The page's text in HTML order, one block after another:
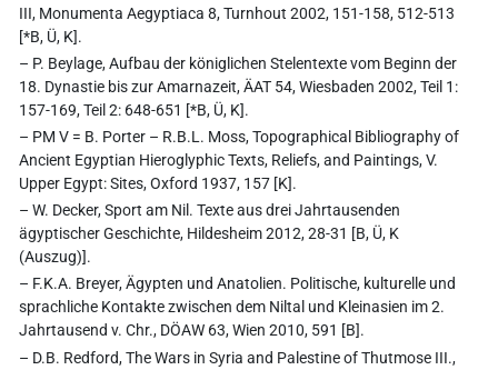
III, Monumenta Aegyptiaca 8, Turnhout 2002, 151-158, 512-513
[*B, Ü, K].
– P. Beylage, Aufbau der königlichen Stelentexte vom Beginn der
18. Dynastie bis zur Amarnazeit, ÄAT 54, Wiesbaden 2002, Teil 1:
157-169, Teil 2: 648-651 [*B, Ü, K].
– PM V = B. Porter – R.B.L. Moss, Topographical Bibliography of
Ancient Egyptian Hieroglyphic Texts, Reliefs, and Paintings, V.
Upper Egypt: Sites, Oxford 1937, 157 [K].
– W. Decker, Sport am Nil. Texte aus drei Jahrtausenden
ägyptischer Geschichte, Hildesheim 2012, 28-31 [B, Ü, K
(Auszug)].
– F.K.A. Breyer, Ägypten und Anatolien. Politische, kulturelle und
sprachliche Kontakte zwischen dem Niltal und Kleinasien im 2.
Jahrtausend v. Chr., DÖAW 63, Wien 2010, 591 [B].
– D.B. Redford, The Wars in Syria and Palestine of Thutmose III.,